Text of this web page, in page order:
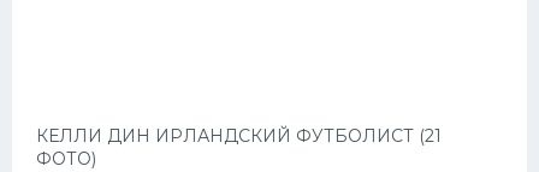
КЕЛЛИ ДИН ИРЛАНДСКИЙ ФУТБОЛИСТ (21
ФОТО)